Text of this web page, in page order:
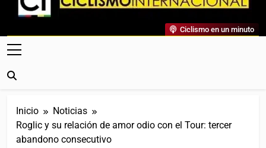
Ciclismo Internacional
Web Dedicada Al Ciclismo Mundial. Entrevistas, Análisis,
Crónicas, Previas Y Más. La Web Ciclista De Referencia.
Ciclismo en un minuto
Inicio
Noticias
Roglic y su relación de amor odio con el Tour: tercer
abandono consecutivo